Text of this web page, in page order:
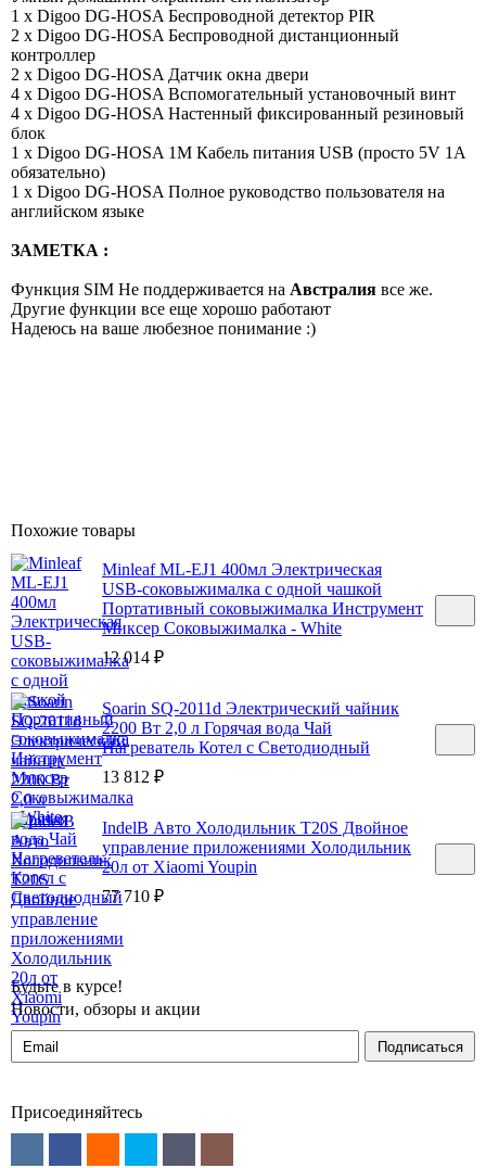
1 x Digoo DG-HOSA Беспроводной детектор PIR
2 x Digoo DG-HOSA Беспроводной дистанционный
контроллер
2 x Digoo DG-HOSA Датчик окна двери
4 x Digoo DG-HOSA Вспомогательный установочный винт
4 x Digoo DG-HOSA Настенный фиксированный резиновый
блок
1 x Digoo DG-HOSA 1M Кабель питания USB (просто 5V 1A
обязательно)
1 x Digoo DG-HOSA Полное руководство пользователя на
английском языке
ЗАМЕТКА :
Функция SIM Не поддерживается на Австралия все же.
Другие функции все еще хорошо работают
Надеюсь на ваше любезное понимание :)
Похожие товары
Minleaf ML-EJ1 400мл Электрическая
USB-соковыжималка с одной чашкой
Портативный соковыжималка Инструмент
Миксер Соковыжималка - White
12 014 ₽
Soarin SQ-2011d Электрический чайник
2200 Вт 2,0 л Горячая вода Чай
Нагреватель Котел с Светодиодный
13 812 ₽
IndelB Авто Холодильник T20S Двойное
управление приложениями Холодильник
20л от Xiaomi Youpin
77 710 ₽
Будьте в курсе!
Новости, обзоры и акции
Подписаться
Присоединяйтесь